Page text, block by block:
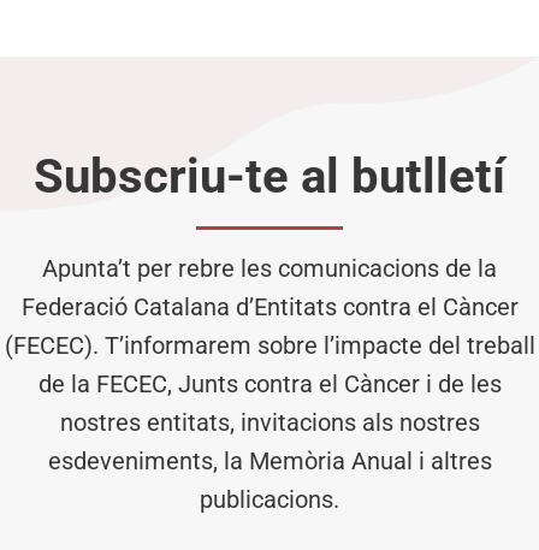
Subscriu-te al butlletí
Apunta’t per rebre les comunicacions de la
Federació Catalana d’Entitats contra el Càncer
(FECEC). T’informarem sobre l’impacte del treball
de la FECEC, Junts contra el Càncer i de les
nostres entitats, invitacions als nostres
esdeveniments, la Memòria Anual i altres
publicacions.